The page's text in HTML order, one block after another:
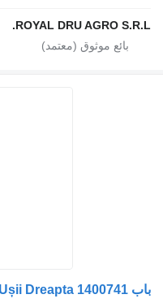
ROYAL DRU